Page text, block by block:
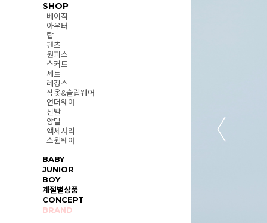
SHOP
베이직
아우터
탑
팬츠
원피스
스커트
세트
레깅스
잠옷&슬립웨어
언더웨어
신발
양말
액세서리
스윔웨어
BABY
JUNIOR
BOY
계절별상품
CONCEPT
BRAND